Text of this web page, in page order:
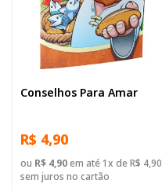
Conselhos Para Amar
R$ 4,90
ou R$ 4,90em até 1x de R$ 4,90
sem juros no cartão